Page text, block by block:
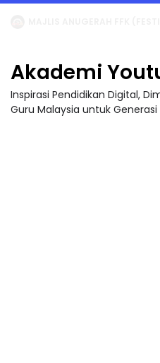
Akademi
Inspirasi Pendidikan Digital,
Guru Malaysia untuk